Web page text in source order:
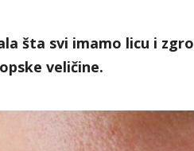
šta svi imamo licu i
veličine.